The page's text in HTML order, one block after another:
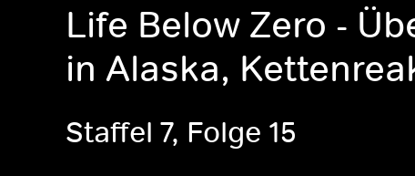
Life Below Zero -
in Alaska,
Staffel 7, Folge 15